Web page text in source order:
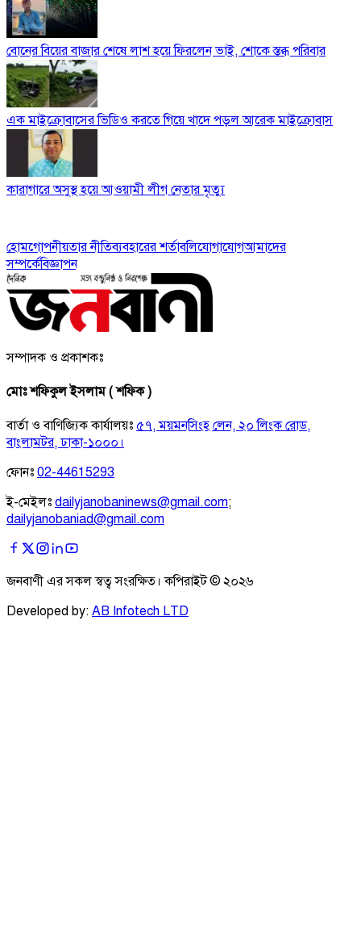
বোনের বিয়ের বাজার শেষে লাশ হয়ে ফিরলেন ভাই, শোকে স্তব্ধ পরিবার
এক মাইক্রোবাসের ভিডিও করতে গিয়ে খাদে পড়ল আরেক মাইক্রোবাস
কারাগারে অসুস্থ হয়ে আওয়ামী লীগ নেতার মৃত্যু
হোমগোপনীয়তার নীতিব্যবহারের শর্তাবলিযোগাযোগআমাদের
সম্পর্কেবিজ্ঞাপন
সম্পাদক ও প্রকাশকঃ
মোঃ শফিকুল ইসলাম ( শফিক )
বার্তা ও বাণিজ্যিক কার্যালয়ঃ ৫৭, ময়মনসিংহ লেন, ২০ লিংক রোড,
বাংলামটর, ঢাকা-১০০০।
ফোনঃ 02-44615293
ই-মেইলঃ dailyjanobaninews@gmail.com;
dailyjanobaniad@gmail.com
জনবাণী এর সকল স্বত্ব সংরক্ষিত। কপিরাইট © ২০২৬
Developed by: AB Infotech LTD